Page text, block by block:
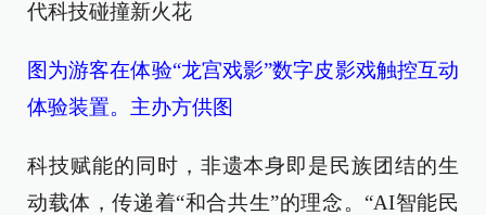
图为游客在体验“龙宫戏影”数字皮影戏触控互动
体验装置。主办方供图
科技赋能的同时，非遗本身即是民族团结的生
动载体，传递着“和合共生”的理念。“AI智能民